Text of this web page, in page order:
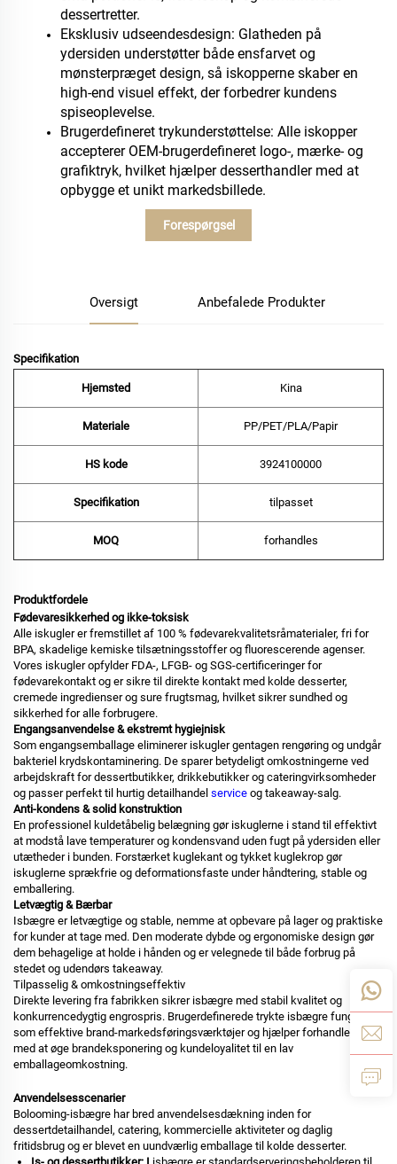
dessertretter.
Eksklusiv udseendesdesign: Glatheden på
ydersiden understøtter både ensfarvet og
mønsterpræget design, så iskopperne skaber en
high-end visuel effekt, der forbedrer kundens
spiseoplevelse.
Brugerdefineret trykunderstøttelse: Alle iskopper
accepterer OEM-brugerdefineret logo-, mærke- og
grafiktryk, hvilket hjælper desserthandler med at
opbygge et unikt markedsbillede.
Forespørgsel
Oversigt Anbefalede Produkter
Specifikation
Hjemsted Kina
Materiale PP/PET/PLA/Papir
HS kode ‌3924100000‌
Specifikation tilpasset
MOQ forhandles
Produktfordele
Fødevaresikkerhed og ikke-toksisk
Alle iskugler er fremstillet af 100 % fødevarekvalitetsråmaterialer, fri for
BPA, skadelige kemiske tilsætningsstoffer og fluorescerende agenser.
Vores iskugler opfylder FDA-, LFGB- og SGS-certificeringer for
fødevarekontakt og er sikre til direkte kontakt med kolde desserter,
cremede ingredienser og sure frugtsmag, hvilket sikrer sundhed og
sikkerhed for alle forbrugere.
Engangsanvendelse & ekstremt hygiejnisk
Som engangsemballage eliminerer iskugler gentagen rengøring og undgår
bakteriel krydskontaminering. De sparer betydeligt omkostningerne ved
arbejdskraft for dessertbutikker, drikkebutikker og cateringvirksomheder
og passer perfekt til hurtig detailhandel service og takeaway-salg.
Anti-kondens & solid konstruktion
En professionel kuldetåbelig belægning gør iskuglerne i stand til effektivt
at modstå lave temperaturer og kondensvand uden fugt på ydersiden eller
utætheder i bunden. Forstærket kuglekant og tykket kuglekrop gør
iskuglerne sprækfrie og deformationsfaste under håndtering, stable og
emballering.
Letvægtig & Bærbar
Isbægre er letvægtige og stable, nemme at opbevare på lager og praktiske
for kunder at tage med. Den moderate dybde og ergonomiske design gør
dem behagelige at holde i hånden og er velegnede til både forbrug på
stedet og udendørs takeaway.
Tilpasselig & omkostningseffektiv
Direkte levering fra fabrikken sikrer isbægre med stabil kvalitet og
konkurrencedygtig engrospris. Brugerdefinerede trykte isbægre fungerer
som effektive brand-markedsføringsværktøjer og hjælper forhandlere
med at øge brandeksponering og kundeloyalitet til en lav
emballageomkostning.
Anvendelsesscenarier
Bolooming-isbægre har bred anvendelsesdækning inden for
dessertdetailhandel, catering, kommercielle aktiviteter og daglig
fritidsbrug og er blevet en uundværlig emballage til kolde desserter.
Is- og dessertbutikker: I isbægre er standardserveringsbeholderen til